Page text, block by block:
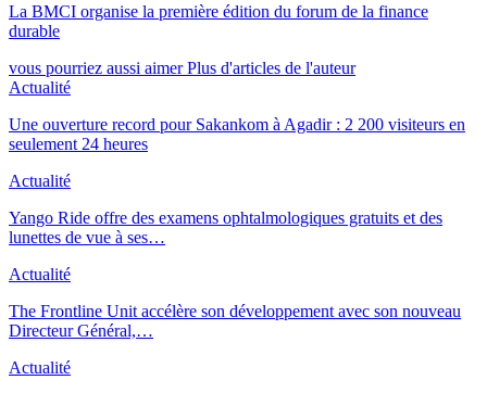
La BMCI organise la première édition du forum de la finance
durable
vous pourriez aussi aimer Plus d'articles de l'auteur
Actualité
Une ouverture record pour Sakankom à Agadir : 2 200 visiteurs en
seulement 24 heures
Actualité
Yango Ride offre des examens ophtalmologiques gratuits et des
lunettes de vue à ses…
Actualité
The Frontline Unit accélère son développement avec son nouveau
Directeur Général,…
Actualité